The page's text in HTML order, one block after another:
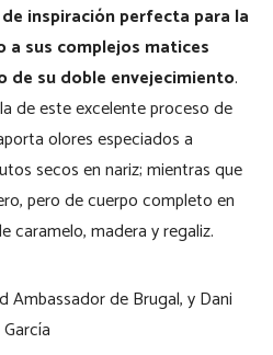
inspiración perfecta para la
sus complejos matices
su doble envejecimiento.
de este excelente proceso de
olores especiados a
secos en nariz; mientras que
pero de cuerpo completo en
caramelo, madera y regaliz.